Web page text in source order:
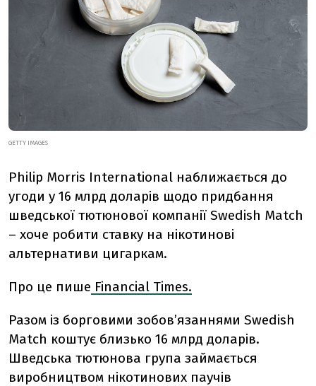
GETTY IMAGES
Philip Morris International наближається до
угоди у 16 млрд доларів щодо придбання
шведської тютюнової компанії Swedish Match
– хоче робити ставку на нікотинові
альтернативи цигаркам.
Про це пише Financial Times.
Разом із борговими зобов’язаннями Swedish
Match коштує близько 16 млрд доларів.
Шведська тютюнова група займається
виробництвом нікотинових паучів